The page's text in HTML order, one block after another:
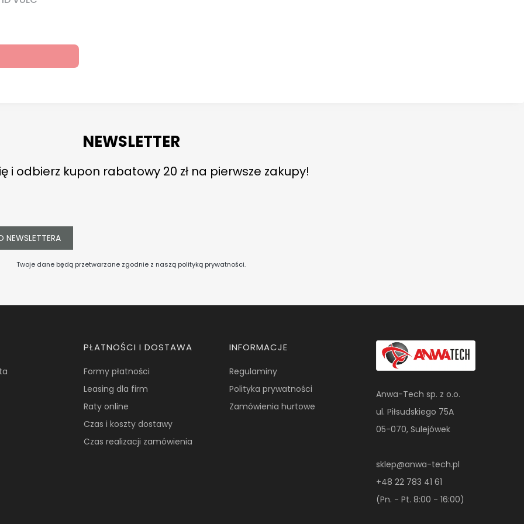
NEWSLETTER
i odbierz kupon rabatowy 20 zł na pierwsze zakupy!
NEWSLETTERA
Twoje dane będą przetwarzane zgodnie z naszą polityką prywatności.
PŁATNOŚCI I DOSTAWA
Formy płatności
Leasing dla firm
Raty online
Czas i koszty dostawy
Czas realizacji zamówienia
INFORMACJE
Regulaminy
Polityka prywatności
Zamówienia hurtowe
Anwa-Tech sp. z o.o.
ul. Piłsudskiego 75A
05-070, Sulejówek
sklep@anwa-tech.pl
+48 22 783 41 61
(Pn. - Pt. 8:00 - 16:00)